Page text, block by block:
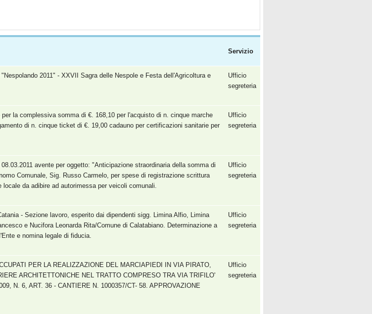
Servizio
2011" - XXVII Sagra delle Nespole e Festa dell'Agricoltura e
Ufficio
segreteria
la complessiva somma di €. 168,10 per l'acquisto di n. cinque marche
di n. cinque ticket di €. 19,00 cadauno per certificazioni sanitarie per
Ufficio
segreteria
avente per oggetto: "Anticipazione straordinaria della somma di
Comunale, Sig. Russo Carmelo, per spese di registrazione scrittura
da adibire ad autorimessa per veicoli comunali.
Ufficio
segreteria
- Sezione lavoro, esperito dai dipendenti sigg. Limina Alfio, Limina
e Nucifora Leonarda Rita/Comune di Calatabiano. Determinazione a
e nomina legale di fiducia.
Ufficio
segreteria
PER LA REALIZZAZIONE DEL MARCIAPIEDI IN VIA PIRATO,
ARCHITETTONICHE NEL TRATTO COMPRESO TRA VIA TRIFILO'
N. 6, ART. 36 - CANTIERE N. 1000357/CT- 58. APPROVAZIONE
Ufficio
segreteria